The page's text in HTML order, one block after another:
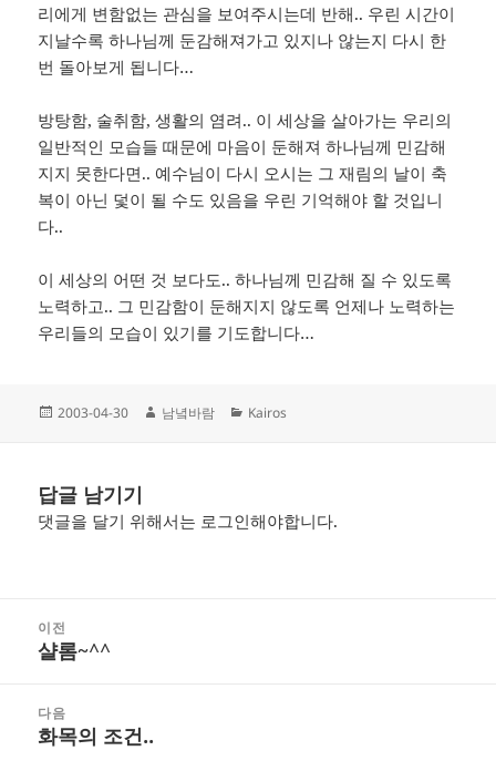
리에게 변함없는 관심을 보여주시는데 반해.. 우린 시간이
지날수록 하나님께 둔감해져가고 있지나 않는지 다시 한
번 돌아보게 됩니다…
방탕함, 술취함, 생활의 염려.. 이 세상을 살아가는 우리의
일반적인 모습들 때문에 마음이 둔해져 하나님께 민감해
지지 못한다면.. 예수님이 다시 오시는 그 재림의 날이 축
복이 아닌 덫이 될 수도 있음을 우린 기억해야 할 것입니
다..
이 세상의 어떤 것 보다도.. 하나님께 민감해 질 수 있도록
노력하고.. 그 민감함이 둔해지지 않도록 언제나 노력하는
우리들의 모습이 있기를 기도합니다…
작
2003-04-30
글
남녘바람
카
Kairos
답글 남기기
댓글을 달기 위해서는 로그인해야합니다.
이전
이
글:
샬롬~^^
다음
다
화목의 조건..